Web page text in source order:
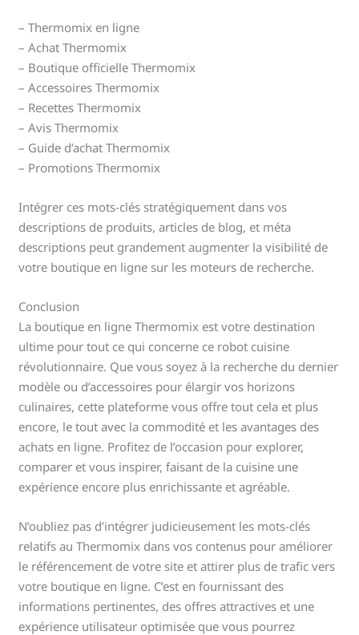
– Thermomix en ligne
– Achat Thermomix
– Boutique officielle Thermomix
– Accessoires Thermomix
– Recettes Thermomix
– Avis Thermomix
– Guide d’achat Thermomix
– Promotions Thermomix
Intégrer ces mots-clés stratégiquement dans vos
descriptions de produits, articles de blog, et méta
descriptions peut grandement augmenter la visibilité de
votre boutique en ligne sur les moteurs de recherche.
Conclusion
La boutique en ligne Thermomix est votre destination
ultime pour tout ce qui concerne ce robot cuisine
révolutionnaire. Que vous soyez à la recherche du dernier
modèle ou d’accessoires pour élargir vos horizons
culinaires, cette plateforme vous offre tout cela et plus
encore, le tout avec la commodité et les avantages des
achats en ligne. Profitez de l’occasion pour explorer,
comparer et vous inspirer, faisant de la cuisine une
expérience encore plus enrichissante et agréable.
N’oubliez pas d’intégrer judicieusement les mots-clés
relatifs au Thermomix dans vos contenus pour améliorer
le référencement de votre site et attirer plus de trafic vers
votre boutique en ligne. C’est en fournissant des
informations pertinentes, des offres attractives et une
expérience utilisateur optimisée que vous pourrez